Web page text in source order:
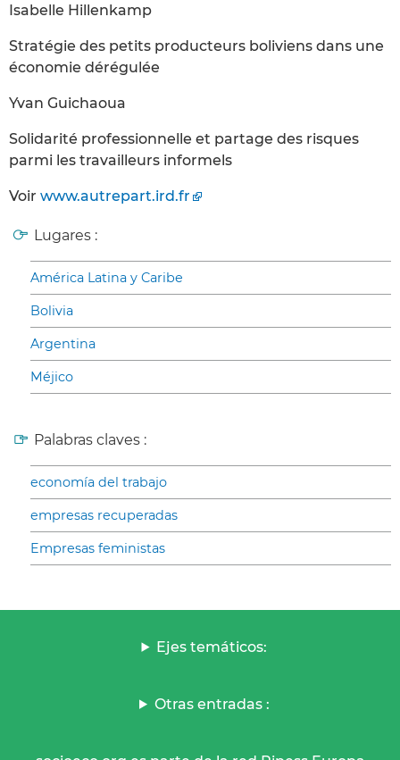
Isabelle Hillenkamp
Stratégie des petits producteurs boliviens dans une
économie dérégulée
Yvan Guichaoua
Solidarité professionnelle et partage des risques
parmi les travailleurs informels
Voir www.autrepart.ird.fr
Lugares :
América Latina y Caribe
Bolivia
Argentina
Méjico
Palabras claves :
economía del trabajo
empresas recuperadas
Empresas feministas
Ejes temáticos:
Otras entradas :